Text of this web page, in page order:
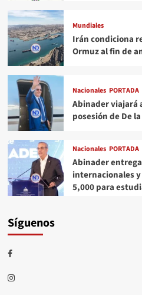
Mundiales
Irán condiciona
Ormuz al fin de
Nacionales PORTADA
Abinader viajará
posesión de De
Nacionales PORTADA
Abinader
internacionales
5,000 para
Síguenos